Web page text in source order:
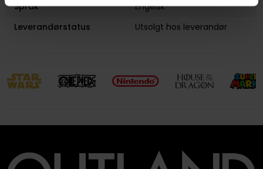
Språk
Engelsk
Leverandørstatus
Utsolgt hos leverandør